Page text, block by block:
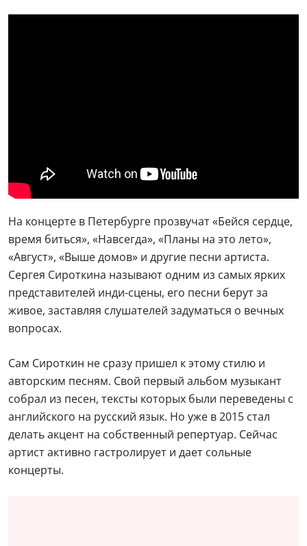
На концерте в Петербурге прозвучат «Бейся сердце,
время биться», «Навсегда», «Планы на это лето»,
«Август», «Выше домов» и другие песни артиста.
Сергея Сироткина называют одним из самых ярких
представителей инди-сцены, его песни берут за
живое, заставляя слушателей задуматься о вечных
вопросах.
Сам Сироткин не сразу пришел к этому стилю и
авторским песням. Свой первый альбом музыкант
собрал из песен, тексты которых были переведены с
английского на русский язык. Но уже в 2015 стал
делать акцент на собственный репертуар. Сейчас
артист активно гастролирует и дает сольные
концерты.